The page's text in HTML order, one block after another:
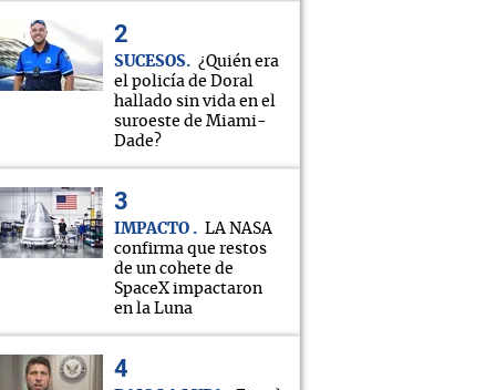
SUCESOS
¿Quién era
el policía de Doral
hallado sin vida en el
suroeste de Miami-
Dade?
IMPACTO
LA NASA
confirma que restos
de un cohete de
SpaceX impactaron
en la Luna